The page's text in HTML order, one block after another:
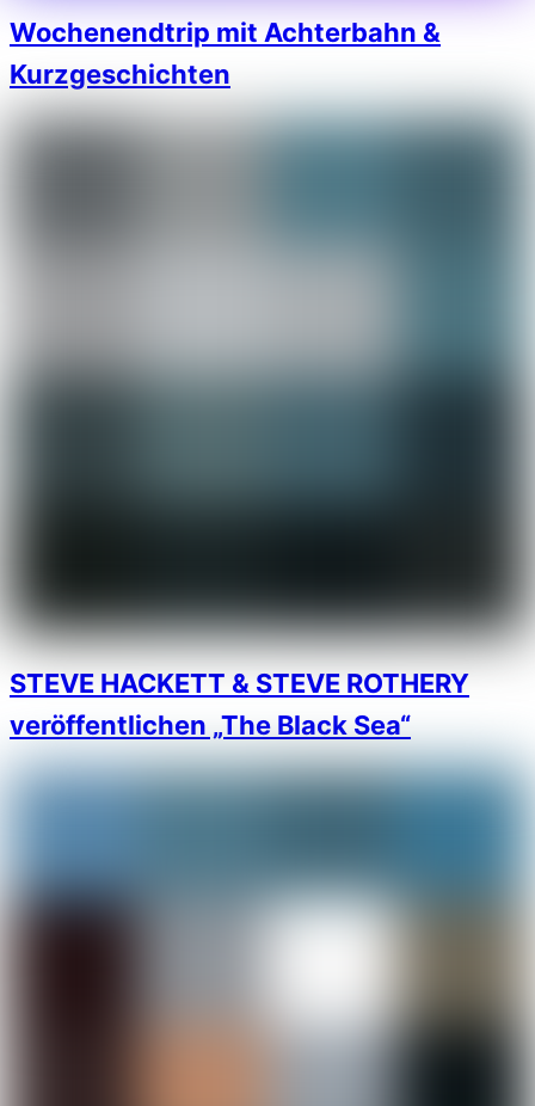
Wochenendtrip mit Achterbahn &
Kurzgeschichten
STEVE HACKETT & STEVE ROTHERY
veröffentlichen „The Black Sea“